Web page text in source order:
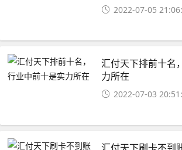
2022-07-05
汇付天下排前十名
力所在
2022-07-03